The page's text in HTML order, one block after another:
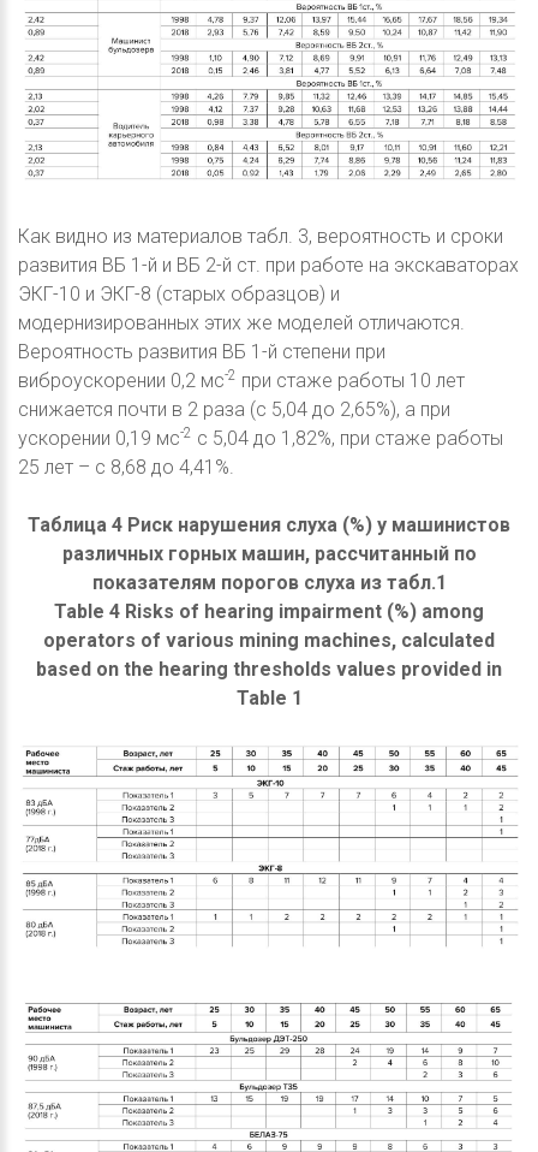
Как видно из материалов табл. 3, вероятность и сроки
развития ВБ 1-й и ВБ 2-й ст. при работе на экскаваторах
ЭКГ-10 и ЭКГ-8 (старых образцов) и
модернизированных этих же моделей отличаются.
Вероятность развития ВБ 1-й степени при
виброускорении 0,2 мс-2 при стаже работы 10 лет
снижается почти в 2 раза (с 5,04 до 2,65%), а при
ускорении 0,19 мс-2 с 5,04 до 1,82%, при стаже работы
25 лет – с 8,68 до 4,41%.
Таблица 4 Риск нарушения слуха (%) у машинистов
различных горных машин, рассчитанный по
показателям порогов слуха из табл.1
Table 4 Risks of hearing impairment (%) among
operators of various mining machines, calculated
based on the hearing thresholds values provided in
Table 1